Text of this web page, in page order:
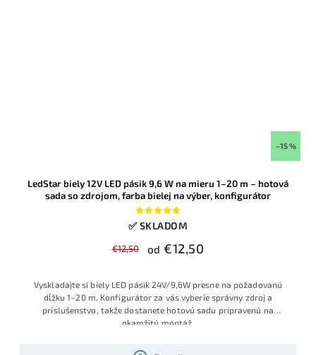
–15 %
LedStar biely 12V LED pásik 9,6 W na mieru 1–20 m – hotová
sada so zdrojom, farba bielej na výber, konfigurátor
✅ SKLADOM
€12,50 od €12,50
Vyskladajte si biely LED pásik 24V/9,6W presne na požadovanú
dĺžku 1–20 m. Konfigurátor za vás vyberie správny zdroj a
príslušenstvo, takže dostanete hotovú sadu pripravenú na
okamžitú montáž